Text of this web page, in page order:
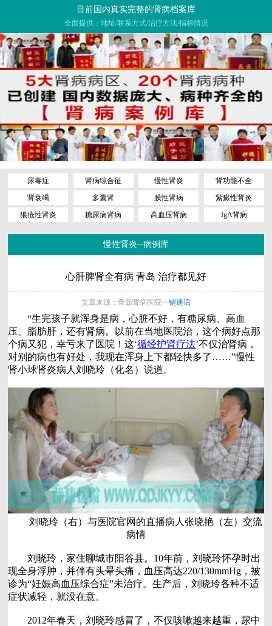
目前国内真实完整的肾病档案库
全面提供：地址/联系方式/治疗方法/指标情况
尿毒症 肾病综合征 慢性肾炎
肾功能不全
肾衰竭
多囊肾 膜性肾病
紫癜性肾炎
狼疮性肾炎
糖尿病肾病 高血压肾病 IgA肾病
慢性肾炎--病例库
心肝脾肾全有病 青岛 治疗都见好
文章来源：青岛肾病医院一键通话
“生完孩子就浑身是病，心脏不好，有糖尿病、高血
压、脂肪肝，还有肾病。以前在当地医院治，这个病好点那
个病又犯，幸亏来了医院！这‘循经护肾疗法’不仅治肾病，
对别的病也有好处，我现在浑身上下都轻快多了……”慢性
肾小球肾炎病人刘晓玲（化名）说道。
刘晓玲（右）与医院官网的直播病人张晓艳（左）交流
病情
刘晓玲，家住聊城市阳谷县。10年前，刘晓玲怀孕时出
现全身浮肿，并伴有头晕头痛，血压高达220/130mmHg，被
诊为“妊娠高血压综合症”未治疗。生产后，刘晓玲各种不适
症状减轻，就没在意。
2012年春天，刘晓玲感冒了，不仅咳嗽越来越重，尿中